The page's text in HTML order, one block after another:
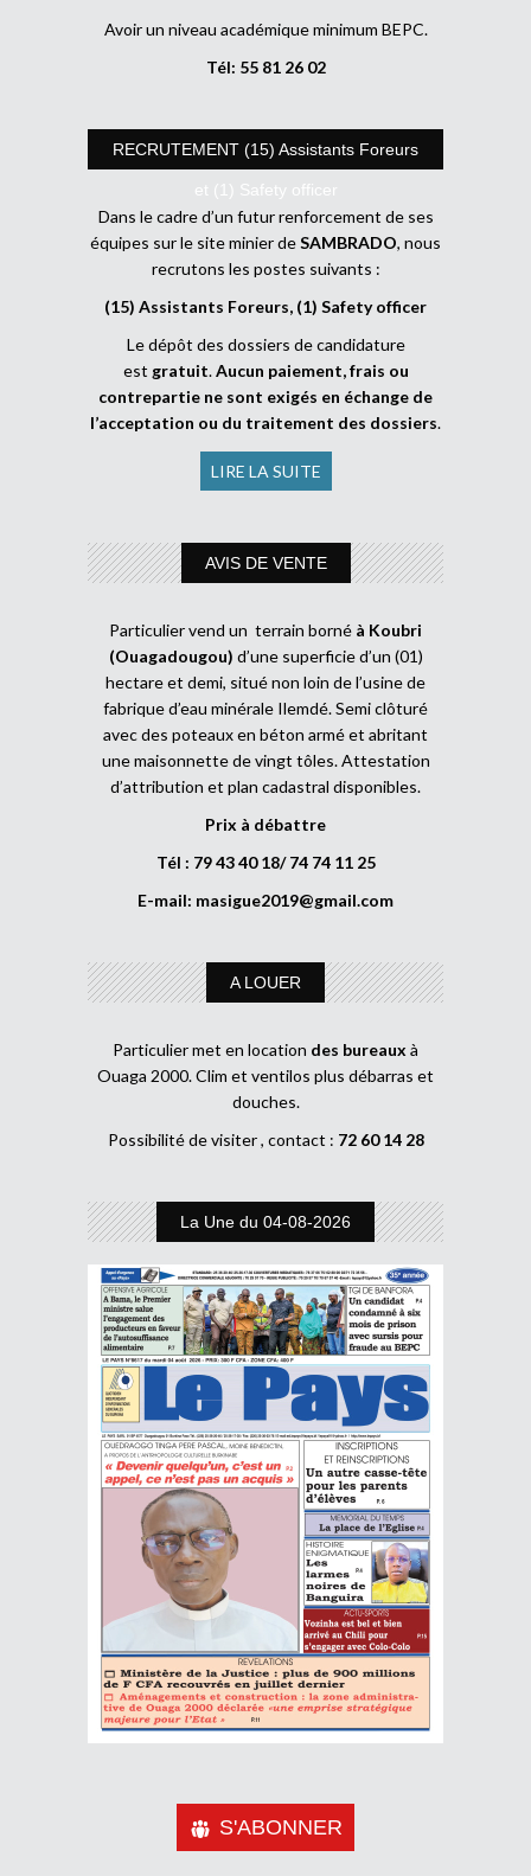
Avoir un niveau académique minimum BEPC.
Tél: 55 81 26 02
RECRUTEMENT (15) Assistants Foreurs
et (1) Safety officer
Dans le cadre d’un futur renforcement de ses
équipes sur le site minier deSAMBRADO, nous
recrutons les postes suivants :
(15) Assistants Foreurs, (1) Safety officer
Le dépôt des dossiers de candidature
est gratuit.Aucun paiement, frais ou
contrepartie ne sont exigés en échange de
l’acceptation ou du traitement des dossiers.
LIRE LA SUITE
AVIS DE VENTE
Particulier vend un terrain borné à Koubri
(Ouagadougou) d’une superficie d’un (01)
hectare et demi, situé non loin de l’usine de
fabrique d’eau minérale Ilemdé. Semi clôturé
avec des poteaux en béton armé et abritant
une maisonnette de vingt tôles. Attestation
d’attribution et plan cadastral disponibles.
Prix à débattre
Tél : 79 43 40 18/ 74 74 11 25
E-mail: masigue2019@gmail.com
A LOUER
Particulier met en location des bureauxà
Ouaga 2000. Clim et ventilos plus débarras et
douches.
Possibilité de visiter , contact : 72 60 14 28
La Une du 04-08-2026
S'ABONNER